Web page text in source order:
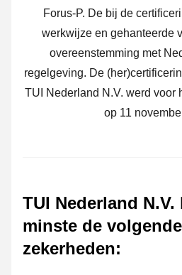
Forus-P. De bij de
werkwijze en gehanteerde
overeenstemming met
regelgeving. De
TUI Nederland N.V. werd voor
op 11
TUI Nederland
minste de
zekerheden: